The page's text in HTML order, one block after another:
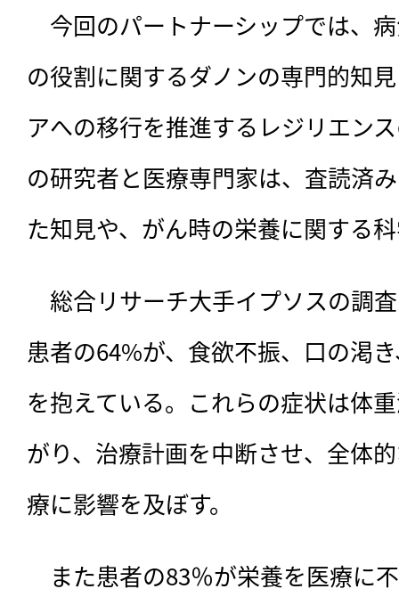
今回のパートナーシップでは、
の役割に関するダノンの専門的知
アへの移行を推進するレジリエン
の研究者と医療専門家は、査読済
た知見や、がん時の栄養に関する
総合リサーチ大手イプソスの調
患者の64%が、食欲不振、口の渇
を抱えている。これらの症状は体
がり、治療計画を中断させ、全体
療に影響を及ぼす。
また患者の83％が栄養を医療に